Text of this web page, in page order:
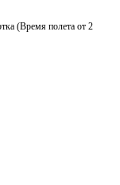
(Время полета от 2